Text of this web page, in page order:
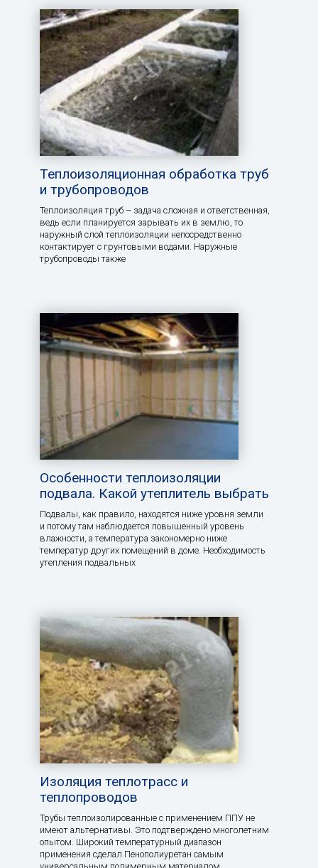
Теплоизоляционная обработка труб
и трубопроводов
Теплоизоляция труб – задача сложная и ответственная,
ведь если планируется зарывать их в землю, то
наружный слой теплоизоляции непосредственно
контактирует с грунтовыми водами. Наружные
трубопроводы также
Особенности теплоизоляции
подвала. Какой утеплитель выбрать
Подвалы, как правило, находятся ниже уровня земли
и потому там наблюдается повышенный уровень
влажности, а температура закономерно ниже
температур других помещений в доме. Необходимость
утепления подвальных
Изоляция теплотрасс и
теплопроводов
Трубы теплоизолированные с применением ППУ не
имеют альтернативы. Это подтверждено многолетним
опытом. Широкий температурный диапазон
применения сделал Пенополиуретан самым